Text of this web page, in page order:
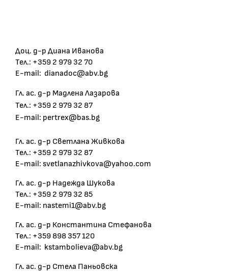
Доц. д-р Диана Иванова
Тел.: +359 2 979 32 70
E-mail: dianadoc@abv.bg
Гл. ас. д-р Мадлена Лазарова
Тел.: +359 2 979 32 87
E-mail: pertrex@bas.bg
Гл. ас. д-р Светлана Живкова
Тел.: +359 2 979 32 87
E-mail: svetlanazhivkova@yahoo.com
Гл. ас. д-р Надежда Шукова
Тел.: +359 2 979 32 85
E-mail: nastemi1@abv.bg
Гл. ас. д-р Константина Стефанова
Тел.: +359 898 357 120
E-mail: kstambolieva@abv.bg
Гл. ас. д-р Стела Паньовска